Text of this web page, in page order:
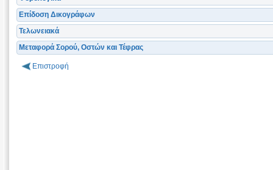
Επίδοση Δικογράφων
Τελωνειακά
Μεταφορά Σορού, Οστών και Τέφρας
Επιστροφή